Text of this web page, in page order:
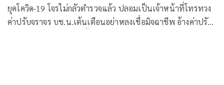
ยุคโควิด-19 โจรไม่กลัวตำรวจแล้ว ปลอมเป็นเจ้าหน้าที่โทรทวง
ค่าปรับจราจร บช.น.เต้นเตือนอย่าหลงเชื่อมิจฉาชีพ อ้างค่าปรับ